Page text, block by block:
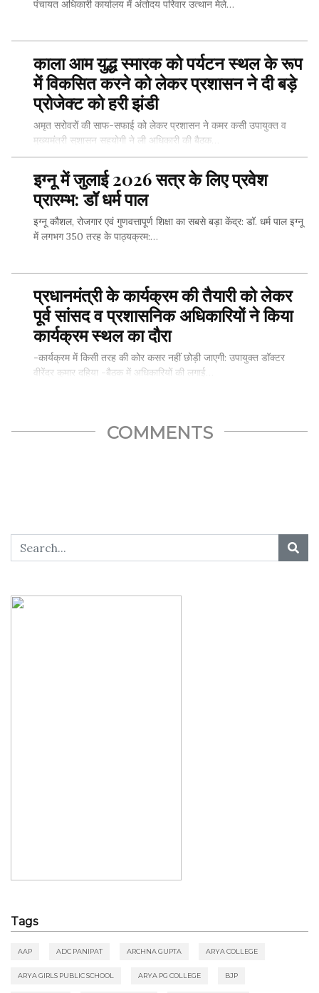
पंचायत अधिकारी कार्यालय में अंतोदय परिवार उत्थान मेले…
SHARE THIS...
काला आम युद्ध स्मारक को पर्यटन स्थल के रूप
में विकसित करने को लेकर प्रशासन ने दी बड़े
प्रोजेक्ट को हरी झंडी
अमृत सरोवरों की साफ-सफाई को लेकर प्रशासन ने कमर कसी उपायुक्त व
मुख्यमंत्री सुशासन सहयोगी ने ली अधिकारी की बैठक…
SHARE THIS...
इग्नू में जुलाई 2026 सत्र के लिए प्रवेश
प्रारम्भ: डॉ धर्म पाल
इग्नू कौशल, रोजगार एवं गुणवत्तापूर्ण शिक्षा का सबसे बड़ा केंद्र: डॉ. धर्म पाल इग्नू
में लगभग 350 तरह के पाठ्यक्रम:…
SHARE THIS...
प्रधानमंत्री के कार्यक्रम की तैयारी को लेकर
पूर्व सांसद व प्रशासनिक अधिकारियों ने किया
कार्यक्रम स्थल का दौरा
-कार्यक्रम में किसी तरह की कोर कसर नहीं छोड़ी जाएगी: उपायुक्त डॉक्टर
वीरेंद्र कुमार दहिया -बैठक में अधिकारियों की लगाई…
SHARE THIS...COMMENTS
Tags
AAP ADC PANIPAT ARCHNA GUPTA ARYA COLLEGE
ARYA GIRLS PUBLIC SCHOOL ARYA PG COLLEGE BJP